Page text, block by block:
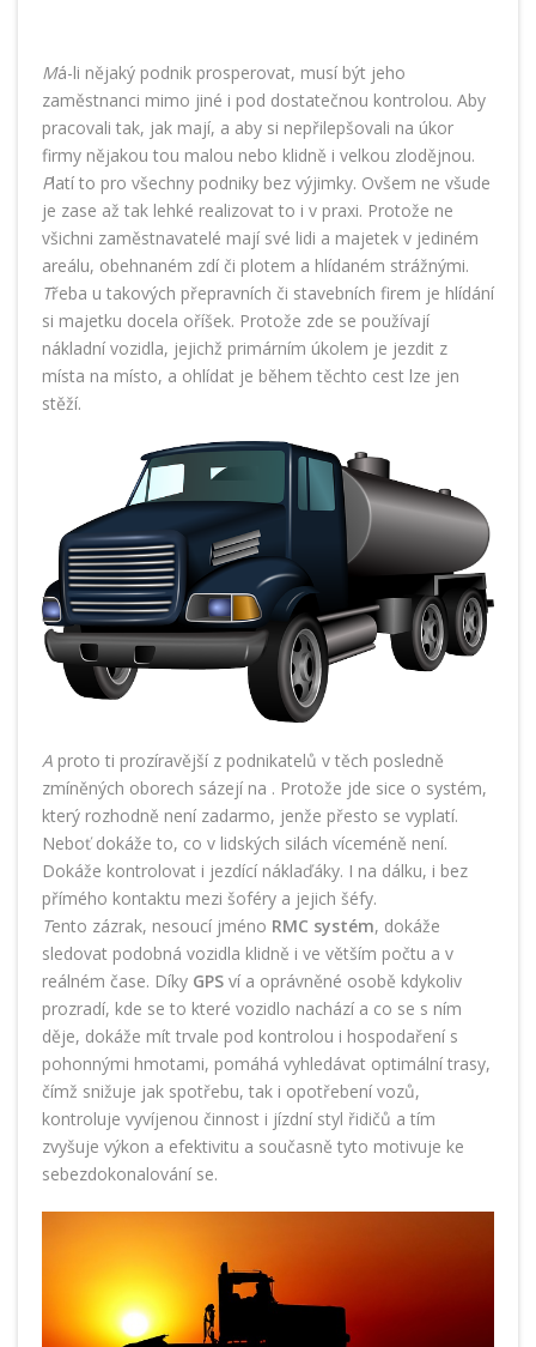
Má-li nějaký podnik prosperovat, musí být jeho
zaměstnanci mimo jiné i pod dostatečnou kontrolou. Aby
pracovali tak, jak mají, a aby si nepřilepšovali na úkor
firmy nějakou tou malou nebo klidně i velkou zlodějnou.
Platí to pro všechny podniky bez výjimky. Ovšem ne všude
je zase až tak lehké realizovat to i v praxi. Protože ne
všichni zaměstnavatelé mají své lidi a majetek v jediném
areálu, obehnaném zdí či plotem a hlídaném strážnými.
Třeba u takových přepravních či stavebních firem je hlídání
si majetku docela oříšek. Protože zde se používají
nákladní vozidla, jejichž primárním úkolem je jezdit z
místa na místo, a ohlídat je během těchto cest lze jen
stěží.
A proto ti prozíravější z podnikatelů v těch posledně
zmíněných oborech sázejí na . Protože jde sice o systém,
který rozhodně není zadarmo, jenže přesto se vyplatí.
Neboť dokáže to, co v lidských silách víceméně není.
Dokáže kontrolovat i jezdící náklaďáky. I na dálku, i bez
přímého kontaktu mezi šoféry a jejich šéfy.
Tento zázrak, nesoucí jméno RMC systém, dokáže
sledovat podobná vozidla klidně i ve větším počtu a v
reálném čase. Díky GPS ví a oprávněné osobě kdykoliv
prozradí, kde se to které vozidlo nachází a co se s ním
děje, dokáže mít trvale pod kontrolou i hospodaření s
pohonnými hmotami, pomáhá vyhledávat optimální trasy,
čímž snižuje jak spotřebu, tak i opotřebení vozů,
kontroluje vyvíjenou činnost i jízdní styl řidičů a tím
zvyšuje výkon a efektivitu a současně tyto motivuje ke
sebezdokonalování se.